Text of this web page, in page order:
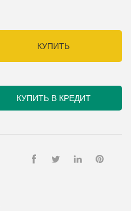
КУПИТЬ
КУПИТЬ В КРЕДИТ